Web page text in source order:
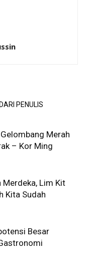
PENULIS
Merah
– Kor Ming
Merdeka, Lim Kit
Kita Sudah
Besar